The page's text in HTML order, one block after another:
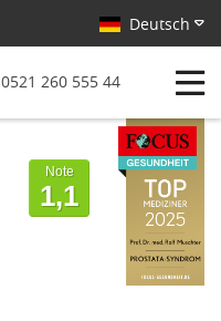
Deutsch
0521 260 555 44
Note
1,1